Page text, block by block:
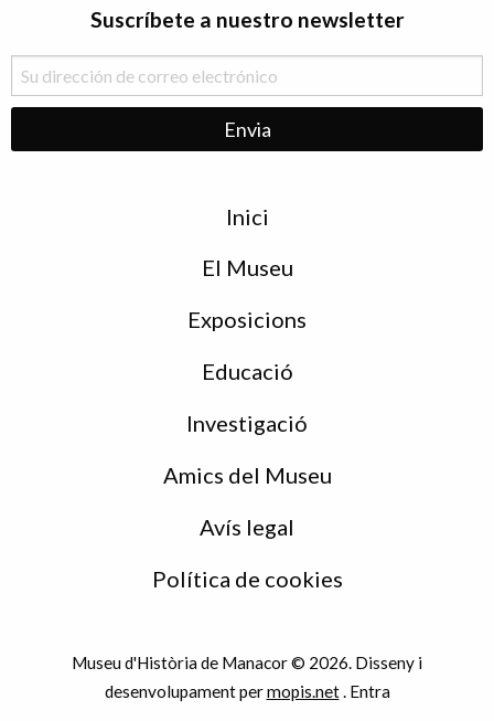
Suscríbete a nuestro newsletter
Inici
El Museu
Exposicions
Educació
Investigació
Amics del Museu
Avís legal
Política de cookies
Museu d'Història de Manacor © 2026. Disseny i
desenvolupament permopis.net Entra